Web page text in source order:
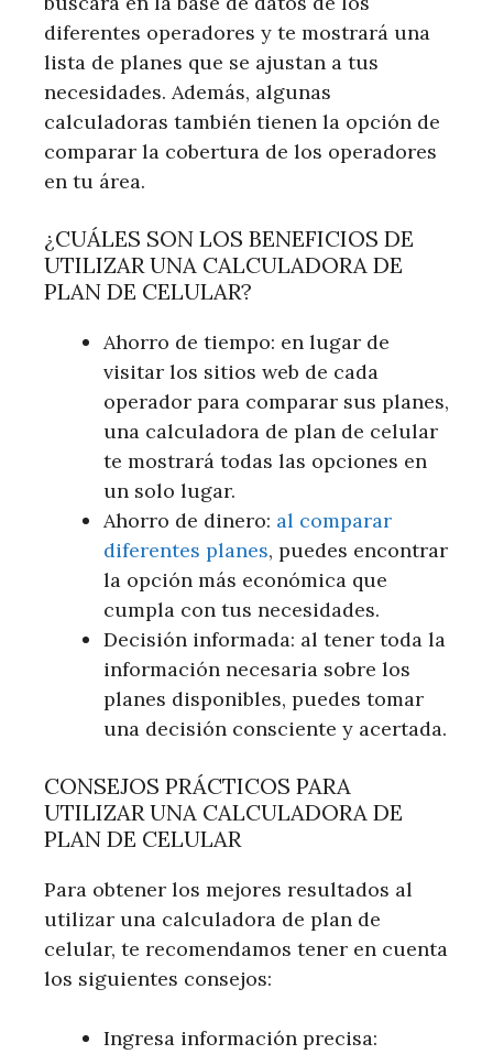
diferentes operadores y te mostrará una
lista de planes que se ajustan a tus
necesidades. Además, algunas
calculadoras también tienen la opción de
comparar la cobertura de los operadores
en tu área.
¿CUÁLES SON LOS BENEFICIOS DE
UTILIZAR UNA CALCULADORA DE
PLAN DE CELULAR?
Ahorro de tiempo: en lugar de
visitar los sitios web de cada
operador para comparar sus planes,
una calculadora de plan de celular
te mostrará todas las opciones en
un solo lugar.
Ahorro de dinero: al comparar
diferentes planes, puedes encontrar
la opción más económica que
cumpla con tus necesidades.
Decisión informada: al tener toda la
información necesaria sobre los
planes disponibles, puedes tomar
una decisión consciente y acertada.
CONSEJOS PRÁCTICOS PARA
UTILIZAR UNA CALCULADORA DE
PLAN DE CELULAR
Para obtener los mejores resultados al
utilizar una calculadora de plan de
celular, te recomendamos tener en cuenta
los siguientes consejos:
Ingresa información precisa: